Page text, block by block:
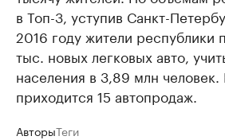
в Топ-3, уступив Санкт-
2016 году жители республики
тыс. новых легковых авто,
населения в 3,89 млн
приходится 15 автопродаж.
АвторыТеги